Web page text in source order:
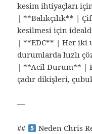
kesim ihtiyaçları
| **Balıkçılık** |
kesilmesi için
| **EDC** | Her iki
durumlarda hızlı
| **Acil Durum** |
çadır dikişleri,
—
## Neden Chris